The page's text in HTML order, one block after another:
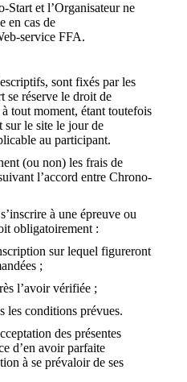
Start et l’Organisateur ne
en cas de
service FFA.
sont fixés par les
se réserve le droit de
tout moment, étant toutefois
sur le site le jour de
au participant.
(ou non) les frais de
l’accord entre Chrono-
à une épreuve ou
obligatoirement :
sur lequel figureront
;
l’avoir vérifiée ;
les conditions prévues.
des présentes
d’en avoir parfaite
à se prévaloir de ses